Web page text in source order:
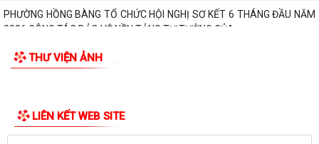
PHƯỜNG HỒNG BÀNG TỔ CHỨC HỘI NGHỊ SƠ KẾT 6 THÁNG ĐẦU NĂM
2026 CÔNG TÁC BẢO VỆ NỀN TẢNG TƯ TƯỞNG CỦA...
Hội Cựu CAND phường Hồng Bàng đi thăm, tặng quà các gia đình
động của bộ máy chính quyền cơ...
THƯ VIỆN ẢNH